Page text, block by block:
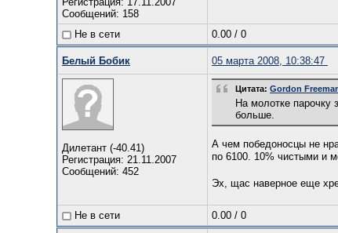
Сообщений: 158
Не в сети 0.00 / 0
Белый Бобик 05 марта 2008, 10:38:47
Дилетант (-40.41)
Регистрация: 21.11.2007
Сообщений: 452
Цитата: Gordon
На молотке парочку
больше.
А чем победоносцы не
по 6100. 10% чистыми и
Эх, щас наверное еще
Не в сети 0.00 / 0